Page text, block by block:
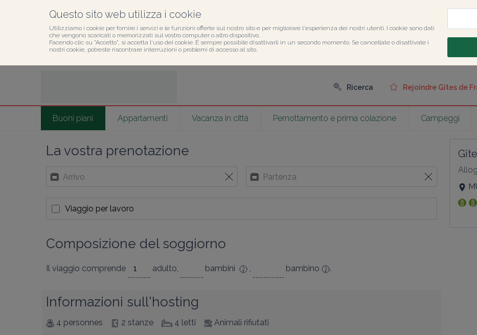
Questo sito web utilizza i cookie
Utilizziamo i cookie per fornire i servizi e le funzioni offerte sul nostro sito e per migliorare l'esperienza dei nostri utenti. I cookie sono dati
che vengono scaricati o memorizzati sul vostro computer o altro dispositivo.
Facendo clic su "Accetto", si accetta l'uso dei cookie. È sempre possibile disattivarli in un secondo momento. Se cancellate o disattivate i
nostri cookie, potreste riscontrare interruzioni o problemi di accesso al sito.
Ricerca Rejoindre Gîtes de
Buoni piani Appartamenti Vacanza in città Pernottamento e prima colazione Campeggi
La vostra prenotazione
Viaggio per lavoro
Composizione del soggiorno
Il viaggio comprende adulto, bambini , bambino .
Informazioni sull'hosting
4 personnes 2 stanze 4 letti
Animali rifiutati